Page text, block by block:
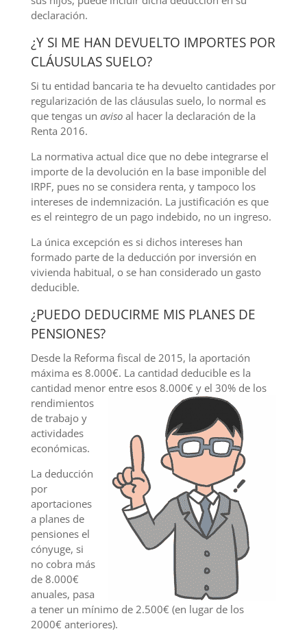
declaración.
¿Y SI ME HAN DEVUELTO IMPORTES POR
CLÁUSULAS SUELO?
Si tu entidad bancaria te ha devuelto cantidades por
regularización de las cláusulas suelo, lo normal es
que tengas un avisoal hacer la declaración de la
Renta 2016.
La normativa actual dice que no debe integrarse el
importe de la devolución en la base imponible del
IRPF, pues no se considera renta, y tampoco los
intereses de indemnización. La justificación es que
es el reintegro de un pago indebido, no un ingreso.
La única excepción es si dichos intereses han
formado parte de la deducción por inversión en
vivienda habitual, o se han considerado un gasto
deducible.
¿PUEDO DEDUCIRME MIS PLANES DE
PENSIONES?
Desde la Reforma fiscal de 2015, la aportación
máxima es 8.000€. La cantidad deducible es la
cantidad menor entre esos 8.000€ y el 30% de los
rendimientos
de trabajo y
actividades
económicas.
La deducción
por
aportaciones
a planes de
pensiones el
cónyuge, si
no cobra más
de 8.000€
anuales, pasa
a tener un mínimo de 2.500€ (en lugar de los
2000€ anteriores).